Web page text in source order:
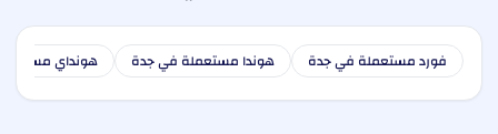
فورد مستعملة في جدة هوندا مستعملة في جدة هونداي